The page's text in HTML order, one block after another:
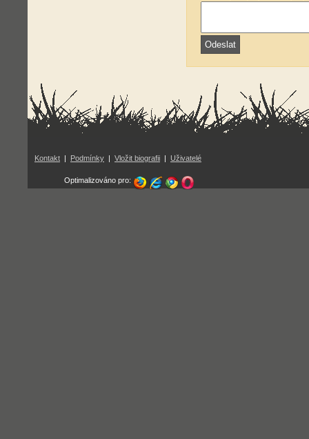
Kontakt | Podmínky | Vložit biografii | Uživatelé
Optimalizováno pro: